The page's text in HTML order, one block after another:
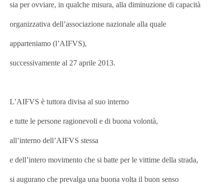
sia per ovviare, in qualche misura, alla diminuzione di capacità
organizzativa dell’associazione nazionale alla quale
apparteniamo (l’AIFVS),
successivamente al 27 aprile 2013.
L’AIFVS è tuttora divisa al suo interno
e tutte le persone ragionevoli e di buona volontà,
all’interno dell’AIFVS stessa
e dell’intero movimento che si batte per le vittime della strada,
si augurano che prevalga una buona volta il buon senso